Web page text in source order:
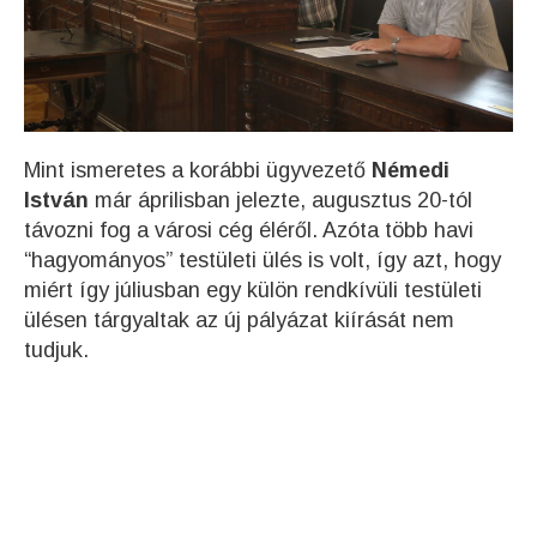
Mint ismeretes a korábbi ügyvezető Némedi
István már áprilisban jelezte, augusztus 20-tól
távozni fog a városi cég éléről. Azóta több havi
“hagyományos” testületi ülés is volt, így azt, hogy
miért így júliusban egy külön rendkívüli testületi
ülésen tárgyaltak az új pályázat kiírását nem
tudjuk.